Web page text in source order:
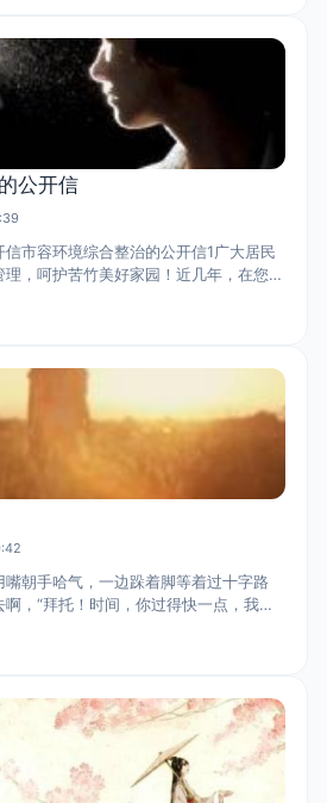
公开信
市容环境综合整治的公开信1广大居民
，呵护苦竹美好家园！近几年，在您们
久..
朝手哈气，一边跺着脚等着过十字路
，“拜托！时间，你过得快一点，我还
..